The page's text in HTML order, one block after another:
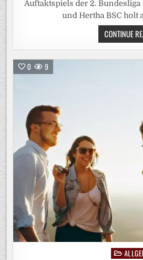
Auftaktspiels der 2.
und Hertha BSC holt
CONTINUE
0 9
Posted